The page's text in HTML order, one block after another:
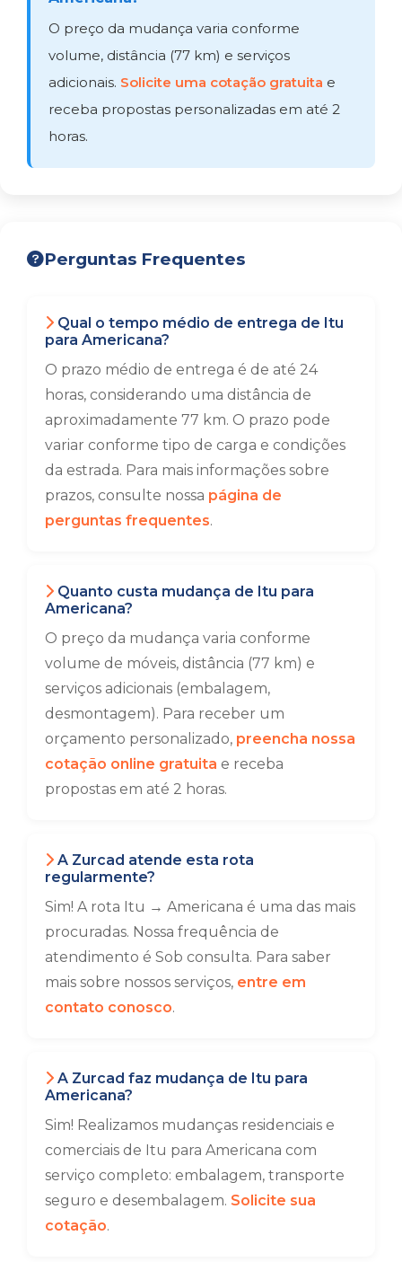
O preço da mudança varia conforme
volume, distância (77 km) e serviços
adicionais. Solicite uma cotação gratuita e
receba propostas personalizadas em até 2
horas.
Perguntas Frequentes
Qual o tempo médio de entrega de Itu
para Americana?
O prazo médio de entrega é de até 24
horas, considerando uma distância de
aproximadamente 77 km. O prazo pode
variar conforme tipo de carga e condições
da estrada. Para mais informações sobre
prazos, consulte nossa página de
perguntas frequentes.
Quanto custa mudança de Itu para
Americana?
O preço da mudança varia conforme
volume de móveis, distância (77 km) e
serviços adicionais (embalagem,
desmontagem). Para receber um
orçamento personalizado, preencha nossa
cotação online gratuita e receba
propostas em até 2 horas.
A Zurcad atende esta rota
regularmente?
Sim! A rota Itu → Americana é uma das mais
procuradas. Nossa frequência de
atendimento é Sob consulta. Para saber
mais sobre nossos serviços, entre em
contato conosco.
A Zurcad faz mudança de Itu para
Americana?
Sim! Realizamos mudanças residenciais e
comerciais de Itu para Americana com
serviço completo: embalagem, transporte
seguro e desembalagem. Solicite sua
cotação.